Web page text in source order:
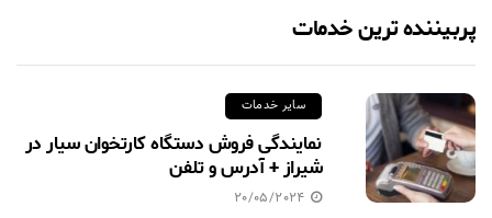
پربیننده ترین خدمات
سایر خدمات
نمایندگی فروش دستگاه کارتخوان سیار در
شیراز + آدرس و تلفن
20/05/2024